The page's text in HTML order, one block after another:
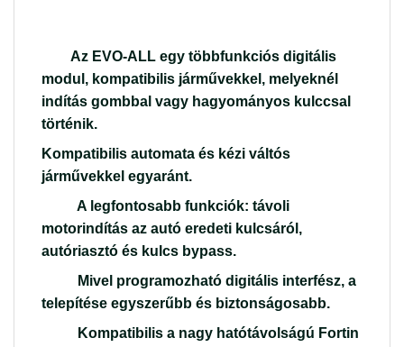
Az EVO-ALL egy többfunkciós digitális
modul, kompatibilis járművekkel, melyeknél
indítás gombbal vagy hagyományos kulccsal
történik.
Kompatibilis automata és kézi váltós
járművekkel egyaránt.
A legfontosabb funkciók: távoli
motorindítás az autó eredeti kulcsáról,
autóriasztó és kulcs bypass.
Mivel programozható digitális interfész, a
telepítése egyszerűbb és biztonságosabb.
Kompatibilis a nagy hatótávolságú Fortin